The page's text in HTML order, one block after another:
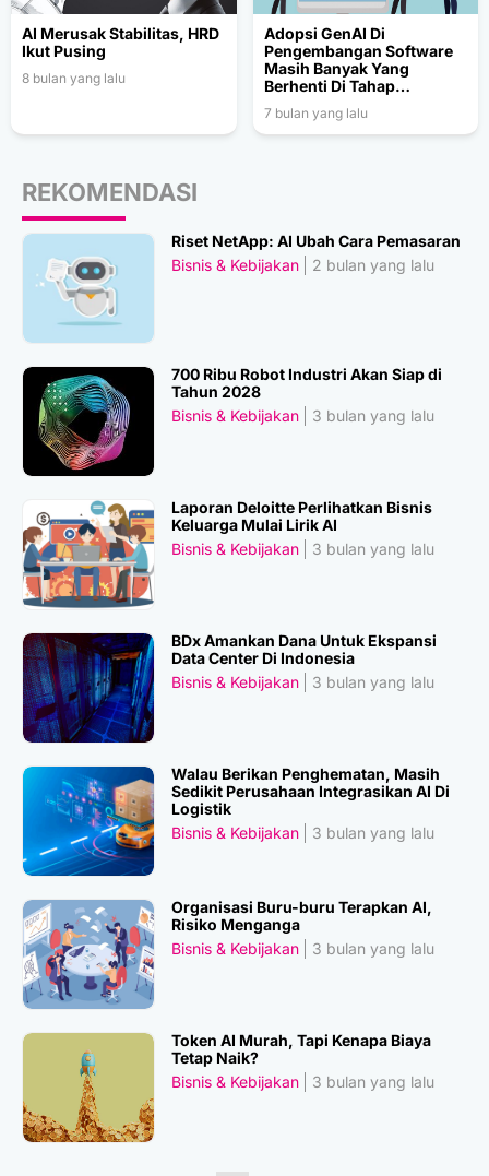
AI Merusak Stabilitas, HRD
Ikut Pusing
8 bulan yang lalu
Adopsi GenAI Di
Pengembangan Software
Masih Banyak Yang
Berhenti Di Tahap
7 bulan yang lalu
REKOMENDASI
Riset NetApp: AI Ubah Cara Pemasaran
Bisnis & Kebijakan
2 bulan yang lalu
700 Ribu Robot Industri Akan Siap di
Tahun 2028
Bisnis & Kebijakan
3 bulan yang lalu
Laporan Deloitte Perlihatkan Bisnis
Keluarga Mulai Lirik AI
Bisnis & Kebijakan
3 bulan yang lalu
BDx Amankan Dana Untuk Ekspansi
Data Center Di Indonesia
Bisnis & Kebijakan
3 bulan yang lalu
Walau Berikan Penghematan, Masih
Sedikit Perusahaan Integrasikan AI Di
Logistik
Bisnis & Kebijakan
3 bulan yang lalu
Organisasi Buru-buru Terapkan AI,
Risiko Menganga
Bisnis & Kebijakan
3 bulan yang lalu
Token AI Murah, Tapi Kenapa Biaya
Tetap Naik?
Bisnis & Kebijakan
3 bulan yang lalu